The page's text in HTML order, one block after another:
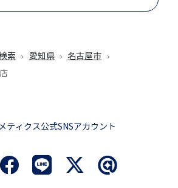
索 愛知県
名古屋市
ティクス公式SNSアカウント